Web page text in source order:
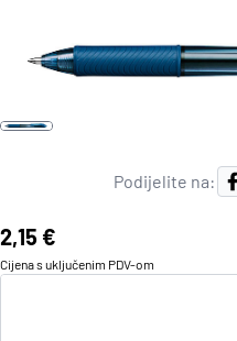
Podijelite na:
Cijena:
2,15 €
Cijena s uključenim PDV-om